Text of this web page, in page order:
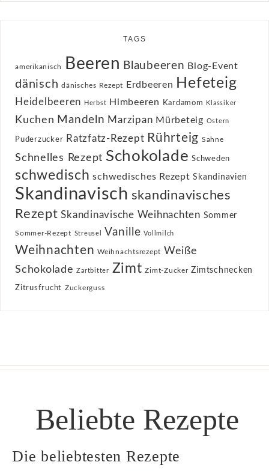
TAGS
amerikanisch Beeren Blaubeeren Blog-Event
dänisch dänisches Rezept Erdbeeren Hefeteig
Heidelbeeren Herbst Himbeeren Kardamom Klassiker
Kuchen Mandeln Marzipan Mürbeteig Ostern
Puderzucker Ratzfatz-Rezept Rührteig Sahne
Schnelles Rezept Schokolade Schweden
schwedisch schwedisches Rezept Skandinavien
Skandinavisch skandinavisches
Rezept Skandinavische Weihnachten Sommer
Sommer-Rezept Streusel Vanille Vollmilch
Weihnachten Weihnachtsrezept Weiße
Schokolade Zartbitter Zimt Zimt-Zucker Zimtschnecken
Zitrusfrucht Zuckerguss
Beliebte Rezepte
Die beliebtesten Rezepte